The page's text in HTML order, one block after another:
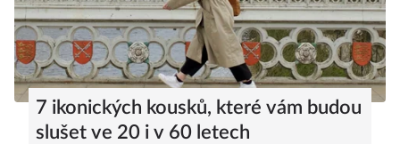
7 ikonických kousků, které vám budou
slušet ve 20 i v 60 letech